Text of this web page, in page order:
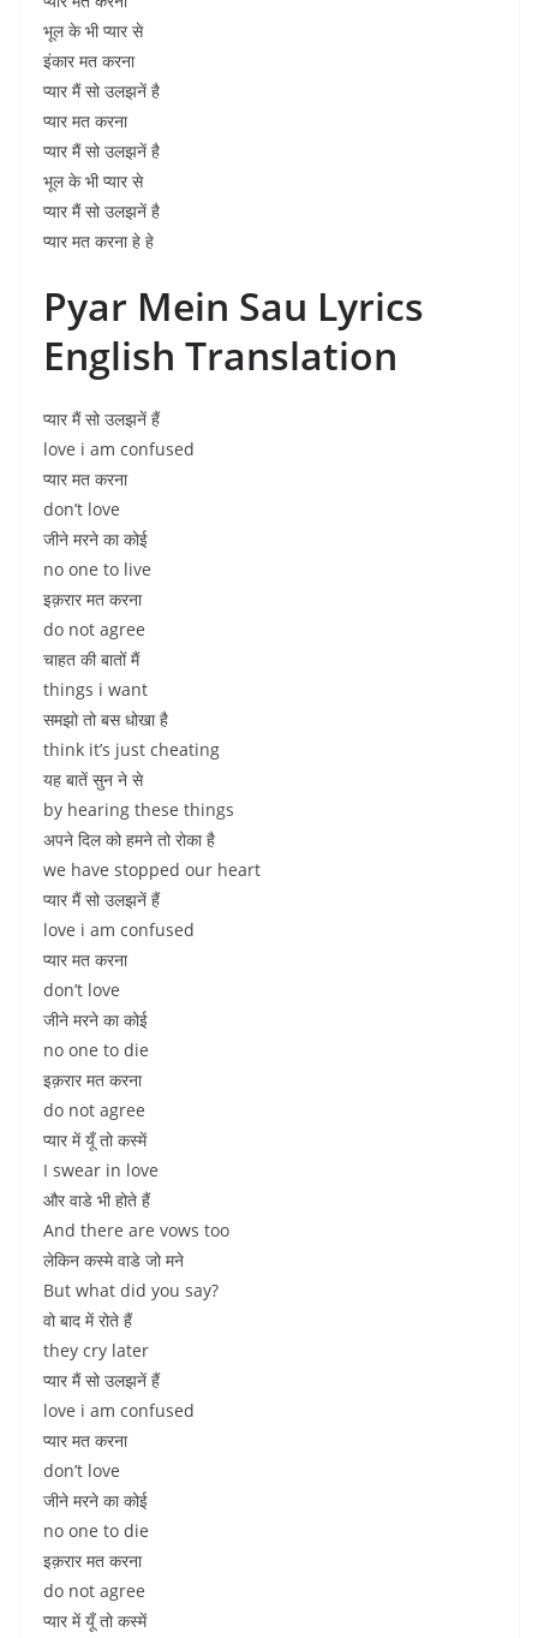
भूल के भी प्यार से
इंकार मत करना
प्यार मैं सो उलझनें है
प्यार मत करना
प्यार मैं सो उलझनें है
भूल के भी प्यार से
प्यार मैं सो उलझनें है
प्यार मत करना हे हे
Pyar Mein Sau Lyrics
English Translation
प्यार मैं सो उलझनें हैं
love i am confused
प्यार मत करना
don’t love
जीने मरने का कोई
no one to live
इक़रार मत करना
do not agree
चाहत की बातों मैं
things i want
समझो तो बस धोखा है
think it’s just cheating
यह बातें सुन ने से
by hearing these things
अपने दिल को हमने तो रोका है
we have stopped our heart
प्यार मैं सो उलझनें हैं
love i am confused
प्यार मत करना
don’t love
जीने मरने का कोई
no one to die
इक़रार मत करना
do not agree
प्यार में यूँ तो कस्में
I swear in love
और वाडे भी होते हैं
And there are vows too
लेकिन कस्मे वाडे जो मने
But what did you say?
वो बाद में रोते हैं
they cry later
प्यार मैं सो उलझनें हैं
love i am confused
प्यार मत करना
don’t love
जीने मरने का कोई
no one to die
इक़रार मत करना
do not agree
प्यार में यूँ तो कस्में